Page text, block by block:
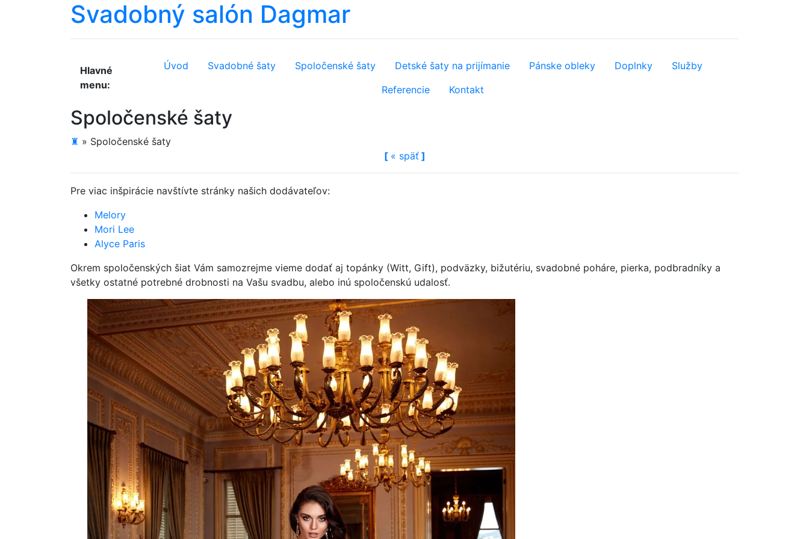
Svadobný salón Dagmar
Hlavné
menu:
Úvod Svadobné šaty Spoločenské šaty Detské šaty na prijímanie Pánske obleky Doplnky
Služby
Referencie
Kontakt
Spoločenské šaty
♜ » Spoločenské šaty
[ « späť]
Pre viac inšpirácie navštívte stránky našich dodávateľov:
Melory
Mori Lee
Alyce Paris
Okrem spoločenských šiat Vám samozrejme vieme dodať aj topánky (Witt, Gift), podväzky, bižutériu, svadobné poháre, pierka, podbradníky a
všetky ostatné potrebné drobnosti na Vašu svadbu, alebo inú spoločenskú udalosť.